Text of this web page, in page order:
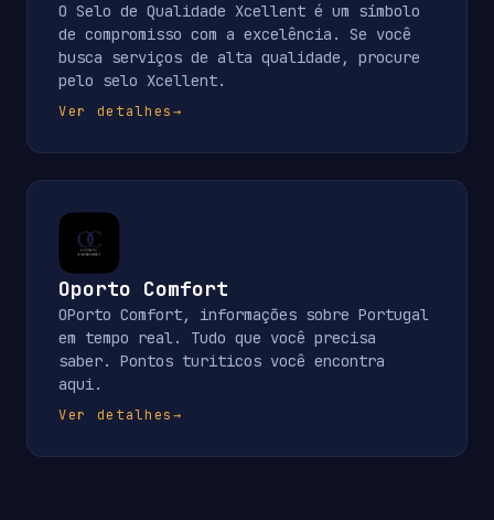
O Selo de Qualidade Xcellent é um símbolo
de compromisso com a excelência. Se você
busca serviços de alta qualidade, procure
pelo selo Xcellent.
Ver detalhes→
Oporto Comfort
OPorto Comfort, informações sobre Portugal
em tempo real. Tudo que você precisa
saber. Pontos turiticos você encontra
aqui.
Ver detalhes→